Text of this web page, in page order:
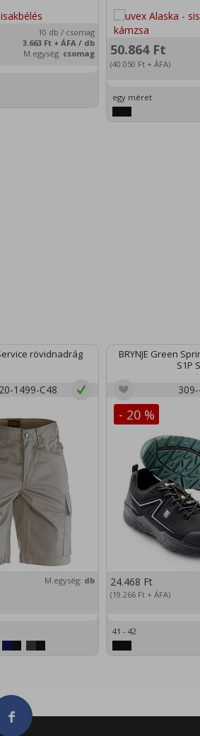
10 db / csomag
3.663 Ft + ÁFA / db
M.egység: csomag 50.864 Ft
(40.050 Ft + ÁFA)
egy méret
rövidnadrág
1499-C48
M.egység: db
BRYNJE Green
S1P
309-
- 20 %
24.468 Ft
(19.266 Ft + ÁFA)
41 - 42